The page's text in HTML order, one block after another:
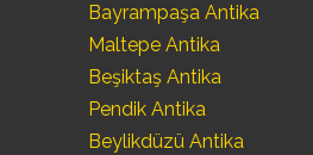
Bayrampaşa Antika
Maltepe Antika
Beşiktaş Antika
Pendik Antika
Beylikdüzü Antika